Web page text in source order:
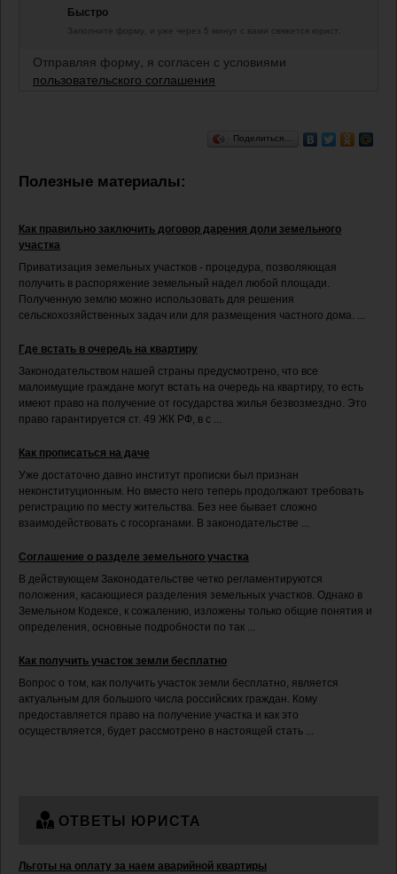
Быстро
Заполните форму, и уже через 5 минут с вами свяжется юрист.
Отправляя форму, я согласен с условиями
пользовательского соглашения
Поделиться…
Полезные материалы:
Как правильно заключить договор дарения доли земельного
участка
Приватизация земельных участков - процедура, позволяющая
получить в распоряжение земельный надел любой площади.
Полученную землю можно использовать для решения
сельскохозяйственных задач или для размещения частного дома. ...
Где встать в очередь на квартиру
Законодательством нашей страны предусмотрено, что все
малоимущие граждане могут встать на очередь на квартиру, то есть
имеют право на получение от государства жилья безвозмездно. Это
право гарантируется ст. 49 ЖК РФ, в с ...
Как прописаться на даче
Уже достаточно давно институт прописки был признан
неконституционным. Но вместо него теперь продолжают требовать
регистрацию по месту жительства. Без нее бывает сложно
взаимодействовать с госорганами. В законодательстве ...
Соглашение о разделе земельного участка
В действующем Законодательстве четко регламентируются
положения, касающиеся разделения земельных участков. Однако в
Земельном Кодексе, к сожалению, изложены только общие понятия и
определения, основные подробности по так ...
Как получить участок земли бесплатно
Вопрос о том, как получить участок земли бесплатно, является
актуальным для большого числа российских граждан. Кому
предоставляется право на получение участка и как это
осуществляется, будет рассмотрено в настоящей стать ...
ОТВЕТЫ ЮРИСТА
Льготы на оплату за наем аварийной квартиры